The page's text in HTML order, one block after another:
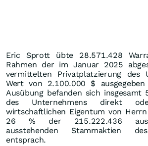
Eric Sprott übte 28.571.428
Rahmen der im Januar 2025
vermittelten Privatplatzierung des
Wert von 2.100.000 $
Ausübung befanden sich insgesamt
des Unternehmens direkt
wirtschaftlichen Eigentum von
26 % der 215.222.436
ausstehenden Stammaktien
entsprach.